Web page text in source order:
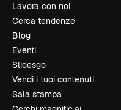
Lavora con noi
Cerca tendenze
Blog
Eventi
Slidesgo
Vendi i tuoi contenuti
Sala stampa